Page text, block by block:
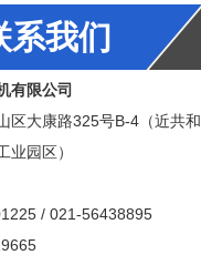
系我们
有限公司
区大康路325号B-4（近共和
业园区）
/ 021-56438895